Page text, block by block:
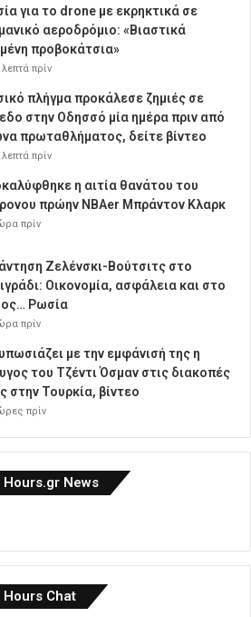
για το drone με εκρηκτικά σε
αεροδρόμιο: «Βιαστικά
προβοκάτσια»
λεπτά πρίν
πλήγμα προκάλεσε ζημιές σε
στην Οδησσό μία ημέρα πριν από
πρωταθλήματος, δείτε βίντεο
λεπτά πρίν
η αιτία θανάτου του
πρώην NBAer Μπράντον Κλαρκ
πρίν
Ζελένσκι-Βούτσιτς στο
Οικονομία, ασφάλεια και στο
Ρωσία
πρίν
με την εμφάνισή της η
του Τζέντι Όσμαν στις διακοπές
στην Τουρκία, βίντεο
πρίν
News
Chat